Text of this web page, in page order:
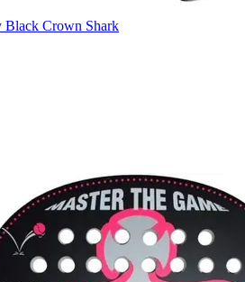
Black Crown Shark